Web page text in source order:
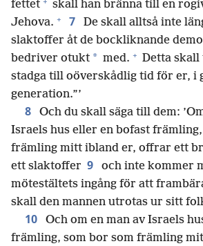
fettet
skall han bränna till en
Jehova. + 7
De skall alltså inte
slaktoffer åt de bockliknande
bedriver otukt * med. + Detta skall
stadga till oöverskådlig tid för er, i
generation.”’
8
Och du skall säga till dem:
Israels hus eller en bofast
främling mitt ibland er, offrar ett
ett slaktoffer 9
och inte kommer
mötestältets ingång för att
skall den mannen utrotas ur sitt
10
Och om en man av Israels
främling, som bor som främling